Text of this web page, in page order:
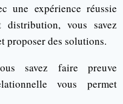
une expérience réussie
vous savez
proposer des solutions.
savez faire preuve
vous permet